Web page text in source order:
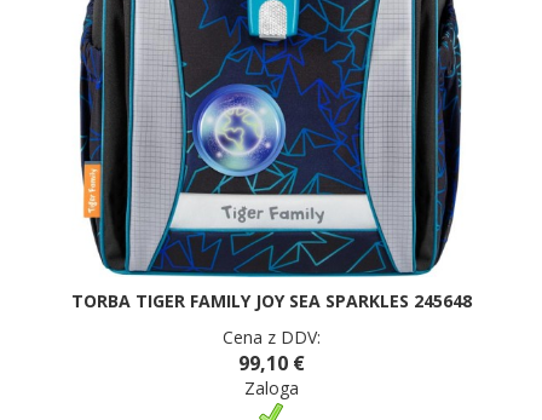
TORBA TIGER FAMILY JOY SEA SPARKLES 245648
Cena z DDV:
99,10 €
Zaloga